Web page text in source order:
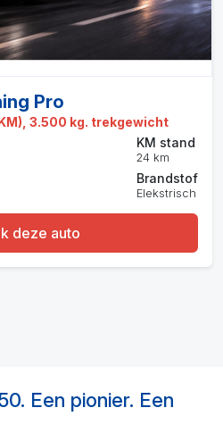
Pro
3.500 kg. trekgewicht
KM stand
24 km
Brandstof
Elekstrisch
deze auto
Een pionier. Een